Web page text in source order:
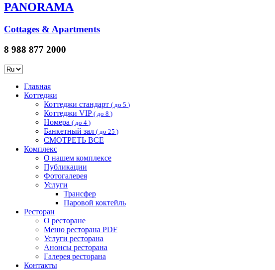
PANORAMA
Сottages & Apartments
8 988 877 2000
Главная
Коттеджи
Коттеджи стандарт ( до 5 )
Коттеджи VIP ( до 8 )
Номера ( до 4 )
Банкетный зал ( до 25 )
СМОТРЕТЬ ВСЕ
Комплекс
О нашем комплексе
Публикации
Фотогалерея
Услуги
Трансфер
Паровой коктейль
Ресторан
О ресторане
Меню ресторана PDF
Услуги ресторана
Анонсы ресторана
Галерея ресторана
Контакты